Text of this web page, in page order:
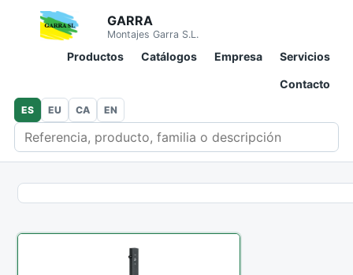
GARRA
Montajes Garra S.L.
Productos Catálogos Empresa Servicios
Contacto
Buscar en catálogo
ES EU CA EN